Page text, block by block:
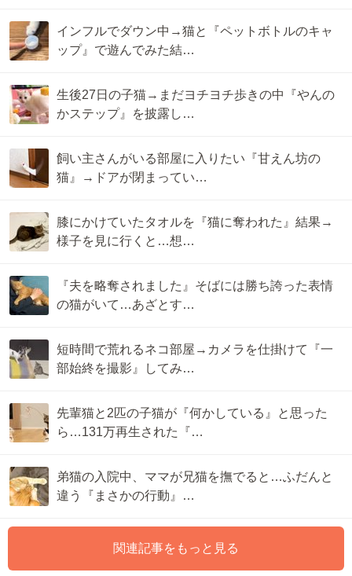
インフルでダウン中→猫と『ペットボトルのキャ
ップ』で遊んでみた結…
生後27日の子猫→まだヨチヨチ歩きの中『やんの
かステップ』を披露し…
飼い主さんがいる部屋に入りたい『甘えん坊の
猫』→ドアが閉まってい…
膝にかけていたタオルを『猫に奪われた』結果→
様子を見に行くと…想…
『夫を略奪されました』そばには勝ち誇った表情
の猫がいて…あざとす…
短時間で荒れるネコ部屋→カメラを仕掛けて『一
部始終を撮影』してみ…
先輩猫と2匹の子猫が『何かしている』と思った
ら…131万再生された『…
弟猫の入院中、ママが兄猫を撫でると…ふだんと
違う『まさかの行動』…
関連記事をもっと見る